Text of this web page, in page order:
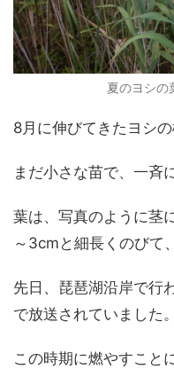
夏のヨシの
8月に伸びてきたヨシの
まだ小さな苗で、一斉
葉は、写真のように茎
～3cmと細長くのびて
先日、琵琶湖沿岸で行
で放送されていました。
この時期に燃やすこと